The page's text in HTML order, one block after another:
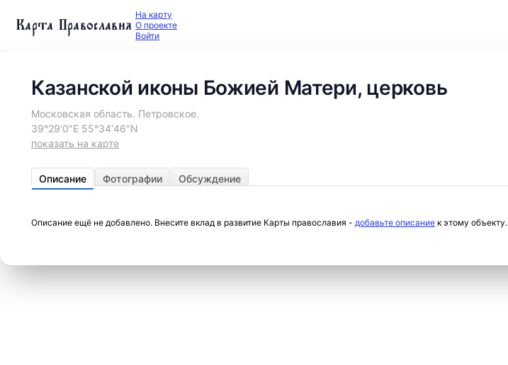
Карта Православия На карту
О проекте
Войти
Казанской иконы Божией Матери, церковь
Московская область. Петровское.
39°29′0″E 55°34′46″N
показать на карте
Описание Фотографии Обсуждение
Описание ещё не добавлено. Внесите вклад в развитие Карты православия - добавьте описание к этому объекту.